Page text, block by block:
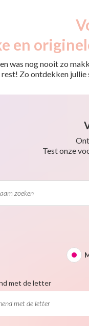
en
was nog nooit zo
Zo ontdekken jullie
Test onze
met de letter